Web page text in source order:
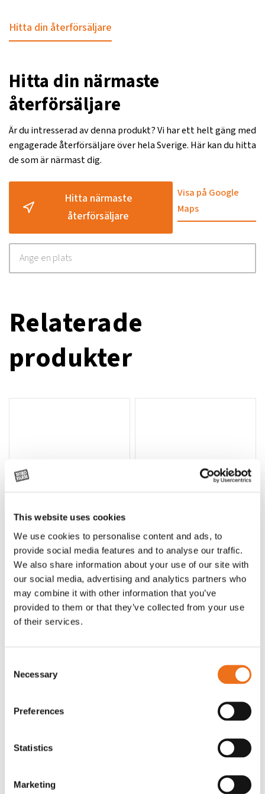
This website uses cookies
We use cookies to personalise content and ads, to
provide social media features and to analyse our traffic.
We also share information about your use of our site with
our social media, advertising and analytics partners who
may combine it with other information that you’ve
provided to them or that they’ve collected from your use
of their services.
Selection
Necessary
Preferences
Statistics
Marketing
Hitta din återförsäljare
Hitta din närmaste
återförsäljare
Är du intresserad av denna produkt? Vi har ett helt gäng med
engagerade återförsäljare över hela Sverige. Här kan du hitta
de som är närmast dig.
Hitta närmaste
återförsäljare
Visa på Google
Maps
Relaterade
produkter
Lägg till i varukorg
T-shirt Avant barn grön 92 cm
G0007
90kr (ex. moms)
T-shirt Avant barn grön 104-110
cm
90 kr (ex. moms)
Lägg till i varukorg
stämpellogotyp Avant
T-shirt svart 2xl med avant-